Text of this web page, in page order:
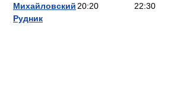
Михайловский
Рудник
20:20 22:30